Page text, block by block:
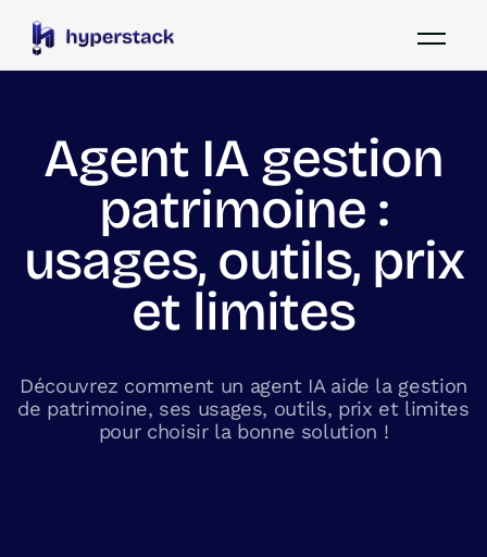
Agent IA gestion
patrimoine :
usages, outils, prix
et limites
Découvrez comment un agent IA aide la gestion
de patrimoine, ses usages, outils, prix et limites
pour choisir la bonne solution !